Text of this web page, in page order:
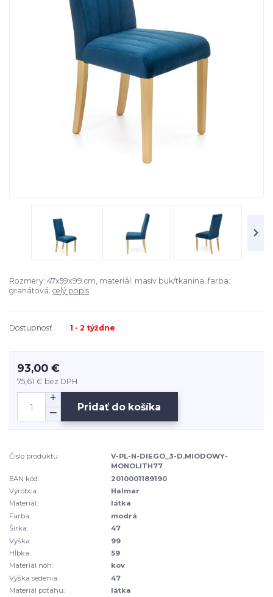
Rozmery: 47x59x99 cm, materiál: masív buk/tkanina, farba:
granátová. celý popis
Dostupnosť 1 - 2 týždne
93,00 €
75,61 € bez DPH
Pridať do košíka
Číslo produktu:
V-PL-N-DIEGO_3-D.MIODOWY-
MONOLITH77
EAN kód:
2010001189190
Výrobca:
Halmar
Materiál:
látka
Farba:
modrá
Šírka:
47
Výška:
99
Hĺbka:
59
Materiál nôh:
kov
Výška sedenia:
47
Materiál poťahu:
látka